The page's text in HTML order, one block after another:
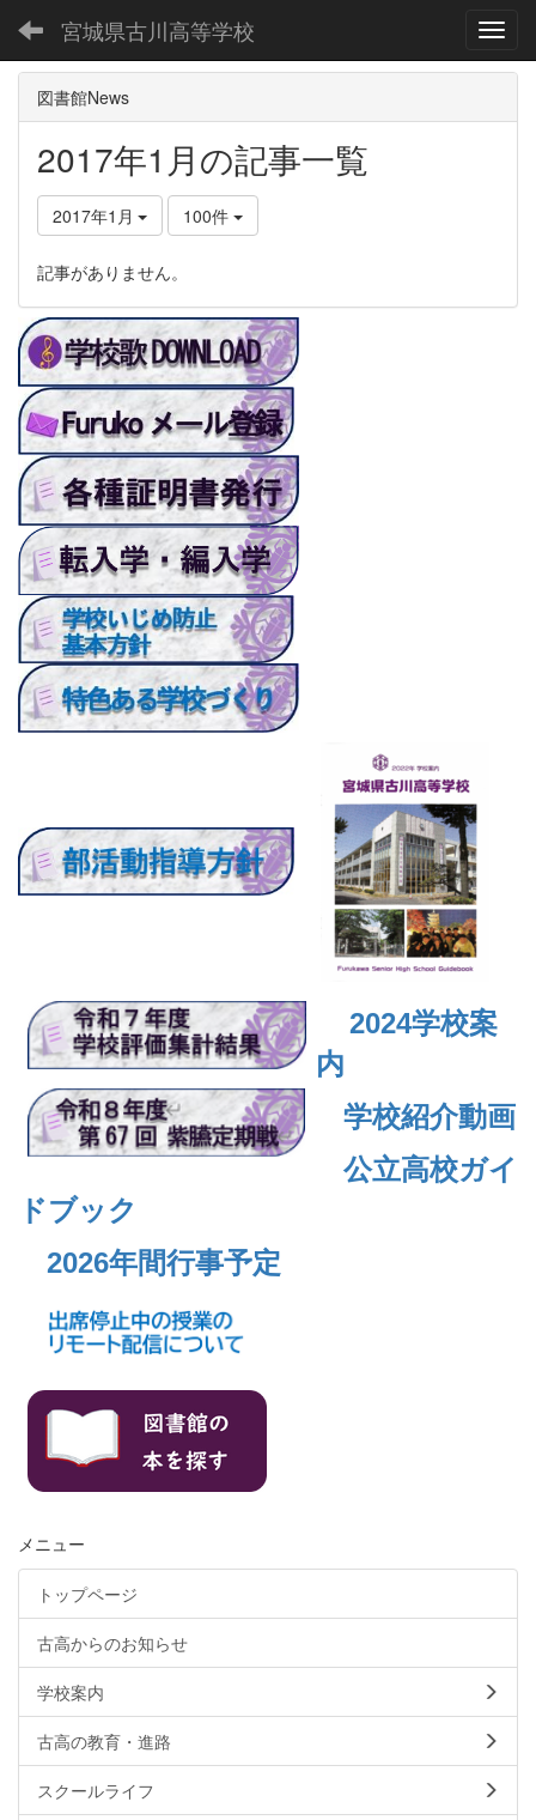
宮城県古川高等学校
図書館News
2017年1月の記事一覧
2017年1月 100件
記事がありません。
2024学校案
内
学校紹介動画
公立高校ガイ
ドブック
2026年間行事予定
メニュー
トップページ
古高からのお知らせ
学校案内
古高の教育・進路
スクールライフ